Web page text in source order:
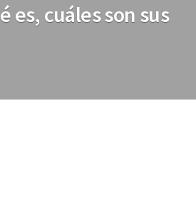
es, cuáles son sus